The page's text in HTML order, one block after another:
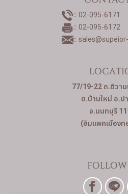
02-095-6171
02-095-6172
77/19-22 ถ.ติวา
ต.บ้านใหม่ อ.ป
จ.นนทบุรี
(อิมแพคเมืองท
FOLLOW